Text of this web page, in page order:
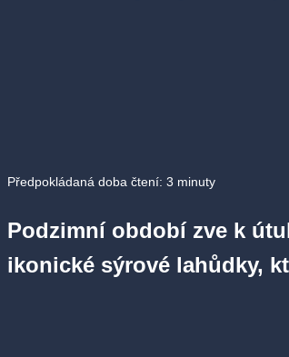
Předpokládaná doba čtení: 3 minuty
Podzimní období zve k
ikonické sýrové lahůdky,